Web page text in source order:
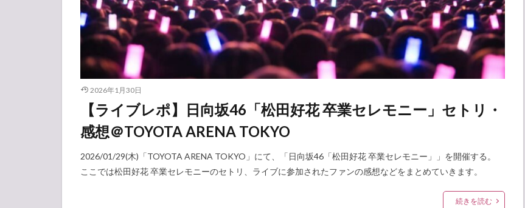
2026年1月30日
【ライブレポ】日向坂46「松田好花 卒業セレモニー」セトリ・
感想＠TOYOTA ARENA TOKYO
2026/01/29(木)「TOYOTA ARENA TOKYO」にて、「日向坂46「松田好花 卒業セレモニー」」を開催する。
ここでは松田好花 卒業セレモニーのセトリ、ライブに参加されたファンの感想などをまとめていきます。
続きを読む